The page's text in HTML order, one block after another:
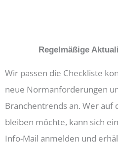
Regelmäßige
Wir passen die Checkliste
neue Normanforderungen
Branchentrends an. Wer auf
bleiben möchte, kann sich
Info-Mail anmelden und